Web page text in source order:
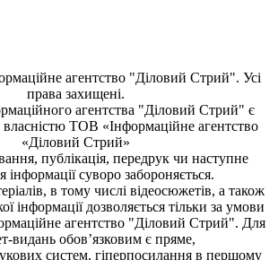
агентство "Діловий Стрий". Усі
права захищені.
агентства "Діловий Стрий" є
власністю ТОВ «Інформаційне агентство
«Діловий Стрий»
публiкацiя, передрук чи наступне
iнформацiї суворо забороняється.
в тому числі відеосюжетів, а також
інформації дозволяється тільки за умови
агентство "Діловий Стрий". Для
видань обов’язковим є пряме,
систем, гіперпосилання в першому